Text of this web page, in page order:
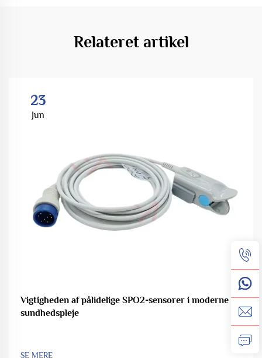
Relateret artikel
23
Jun
Vigtigheden af pålidelige SPO2-sensorer i moderne
sundhedspleje
SE MERE